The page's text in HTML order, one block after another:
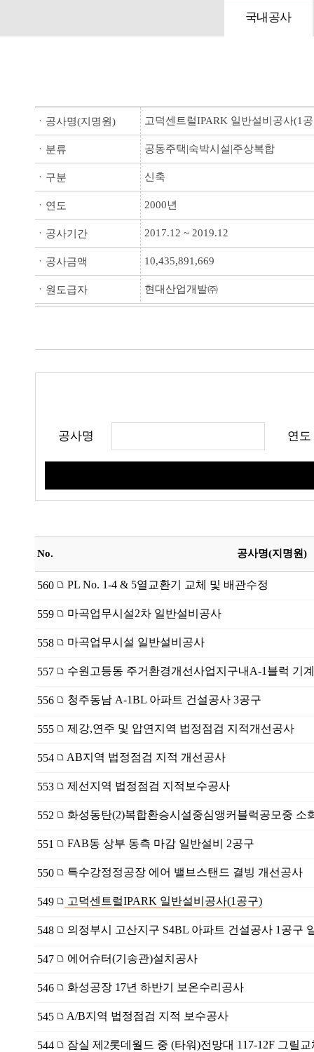
국내공사
ㆍ공사명(지명원) 고덕센트럴IPARK 일반설비공사(1
ㆍ분류 공동주택|숙박시설|주상복합
ㆍ구분 신축
ㆍ연도 2000년
ㆍ공사기간 2017.12 ~ 2019.12
ㆍ공사금액 10,435,891,669
ㆍ원도급자 현대산업개발㈜
공사명 연도
No. 공사명(지명원)
560 PL No. 1-4 & 5열교환기 교체 및 배관수정
559 마곡업무시설2차 일반설비공사
558 마곡업무시설 일반설비공사
557 수원고등동 주거환경개선사업지구내A-1블럭 기
556 청주동남 A-1BL 아파트 건설공사 3공구
555 제강,연주 및 압연지역 법정점검 지적개선공사
554 AB지역 법정점검 지적 개선공사
553 제선지역 법정점검 지적보수공사
552 화성동탄(2)복합환승시설중심앵커블럭공모중 소
551 FAB동 상부 동측 마감 일반설비 2공구
550 특수강정정공장 에어 밸브스탠드 결빙 개선공사
549 고덕센트럴IPARK 일반설비공사(1공구)
548 의정부시 고산지구 S4BL 아파트 건설공사 1공구
547 에어슈터(기송관)설치공사
546 화성공장 17년 하반기 보온수리공사
545 A/B지역 법정점검 지적 보수공사
544 잠실 제2롯데월드 중 (타워)전망대 117-12F 그릴